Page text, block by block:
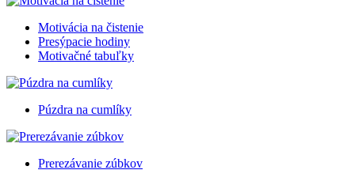
Motivácia na čistenie
Presýpacie hodiny
Motivačné tabuľky
Púzdra na cumlíky
Prerezávanie zúbkov